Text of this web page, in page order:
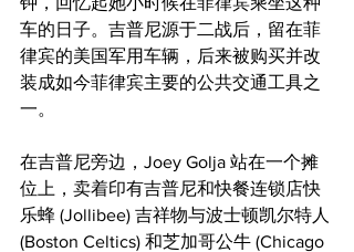
车的日子。吉普尼源于二战后，留在菲
律宾的美国军用车辆，后来被购买并改
装成如今菲律宾主要的公共交通工具之
一。
在吉普尼旁边，Joey Golja 站在一个摊
位上，卖着印有吉普尼和快餐连锁店快
乐蜂 (Jollibee) 吉祥物与波士顿凯尔特人
(Boston Celtics) 和芝加哥公牛 (Chicago